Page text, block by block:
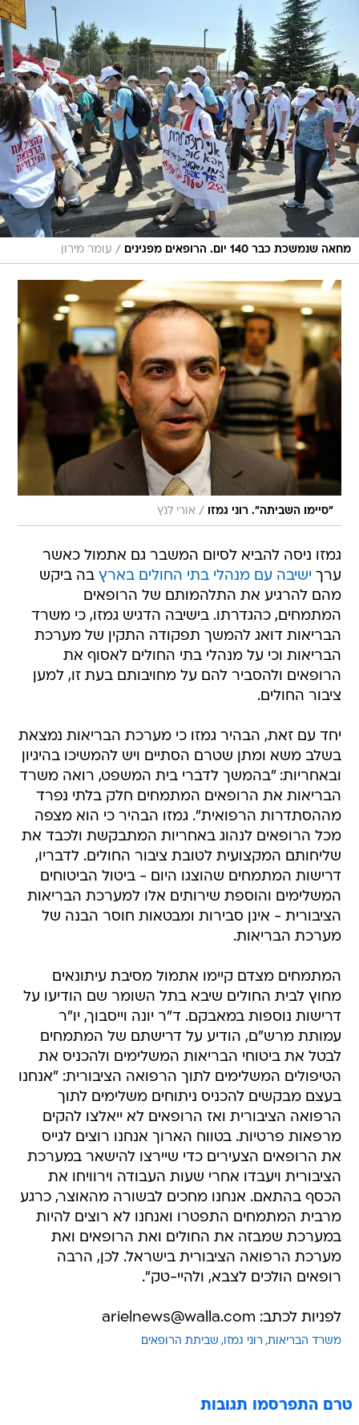
מחאה שנמשכת כבר 140 יום. הרופאים מפגינים / עומר מירון
"סיימו השביתה". רוני גמזו / אורי לנץ
גמזו ניסה להביא לסיום המשבר גם אתמול כאשר
ערך ישיבה עם מנהלי בתי החולים בארץ בה ביקש
מהם להרגיע את התלהמותם של הרופאים
המתמחים, כהגדרתו. בישיבה הדגיש גמזו, כי משרד
הבריאות דואג להמשך תפקודה התקין של מערכת
הבריאות וכי על מנהלי בתי החולים לאסוף את
הרופאים ולהסביר להם על מחויבותם בעת זו, למען
ציבור החולים.
יחד עם זאת, הבהיר גמזו כי מערכת הבריאות נמצאת
בשלב משא ומתן שטרם הסתיים ויש להמשיכו בהיגיון
ובאחריות: "בהמשך לדברי בית המשפט, רואה משרד
הבריאות את הרופאים המתמחים חלק בלתי נפרד
מההסתדרות הרפואית". גמזו הבהיר כי הוא מצפה
מכל הרופאים לנהוג באחריות המתבקשת ולכבד את
שליחותם המקצועית לטובת ציבור החולים. לדבריו,
דרישות המתמחים שהוצגו היום - ביטול הביטוחים
המשלימים והוספת שירותים אלו למערכת הבריאות
הציבורית - אינן סבירות ומבטאות חוסר הבנה של
מערכת הבריאות.
המתמחים מצדם קיימו אתמול מסיבת עיתונאים
מחוץ לבית החולים שיבא בתל השומר שם הודיעו על
דרישות נוספות במאבקם. ד"ר יונה וייסבוך, יו"ר
עמותת מרש"ם, הודיע על דרישתם של המתמחים
לבטל את ביטוחי הבריאות המשלימים ולהכניס את
הטיפולים המשלימים לתוך הרפואה הציבורית: "אנחנו
בעצם מבקשים להכניס ניתוחים משלימים לתוך
הרפואה הציבורית ואז הרופאים לא ייאלצו להקים
מרפאות פרטיות. בטווח הארוך אנחנו רוצים לגייס
את הרופאים הצעירים כדי שיירצו להישאר במערכת
הציבורית ויעבדו אחרי שעות העבודה וירוויחו את
הכסף בהתאם. אנחנו מחכים לבשורה מהאוצר, כרגע
מרבית המתמחים התפטרו ואנחנו לא רוצים להיות
במערכת שמבזה את החולים ואת הרופאים ואת
מערכת הרפואה הציבורית בישראל. לכן, הרבה
רופאים הולכים לצבא, ולהיי-טק".
לפניות לכתב: arielnews@walla.com
משרד הבריאות רוני גמזו שביתת הרופאים
טרם התפרסמו תגובות